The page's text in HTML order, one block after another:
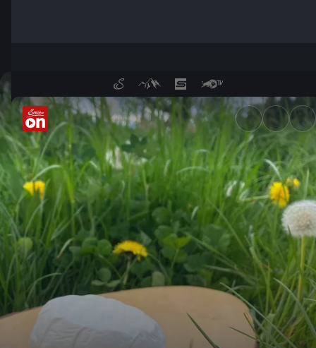
Camembert ade? - ServusTV